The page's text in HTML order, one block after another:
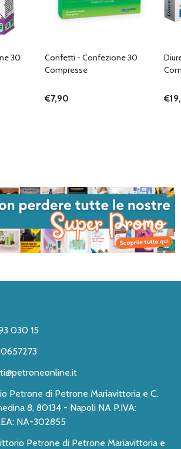
30
Confetti - Confezione 30
Compresse
€7,90
030 15
Petrone di Petrone Mariavittoria e C.
NA P.IVA:
NA-302855
Petrone di Petrone Mariavittoria e